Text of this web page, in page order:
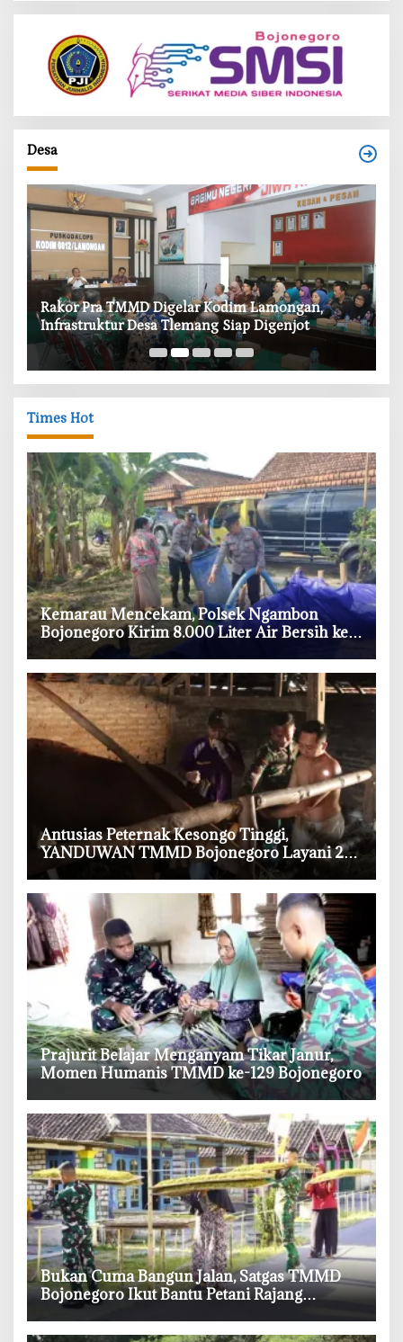
Desa
‎Rakor Pra TMMD Digelar Kodim Lamongan,
Infrastruktur Desa Tlemang Siap Digenjot
Times Hot
‎Kemarau Mencekam, Polsek Ngambon
Bojonegoro Kirim 8.000 Liter Air Bersih ke
Warga Bondol
‎Antusias Peternak Kesongo Tinggi,
YANDUWAN TMMD Bojonegoro Layani 278
Ternak
‎Prajurit Belajar Menganyam Tikar Janur,
Momen Humanis TMMD ke-129 Bojonegoro
‎Bukan Cuma Bangun Jalan, Satgas TMMD
Bojonegoro Ikut Bantu Petani Rajang
Tembakau